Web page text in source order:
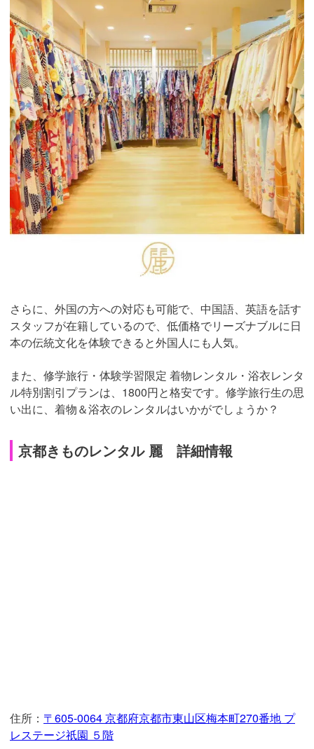
https://www.instagram.com/p/B6M0oWflbT0/
さらに、外国の方への対応も可能で、中国語、英語を話す
スタッフが在籍しているので、低価格でリーズナブルに日
本の伝統文化を体験できると外国人にも人気。
また、修学旅行・体験学習限定 着物レンタル・浴衣レンタ
ル特別割引プランは、1800円と格安です。修学旅行生の思
い出に、着物＆浴衣のレンタルはいかがでしょうか？
京都きものレンタル 麗 詳細情報
住所： 〒605-0064 京都府京都市東山区梅本町270番地 プ
レステージ祇園 ５階